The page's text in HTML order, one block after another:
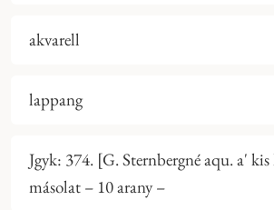
akvarell
lappang
Jgyk: 374. [G. Sternbergné aqu. a'
másolat – 10 arany –